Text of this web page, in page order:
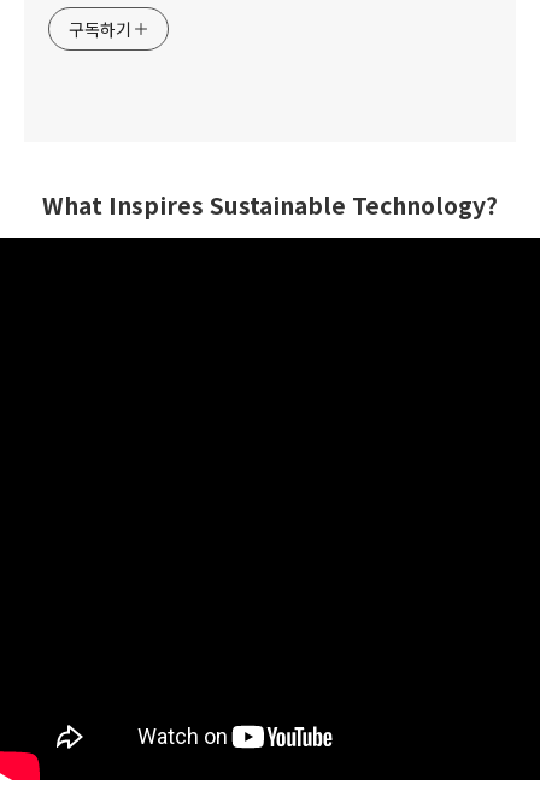
구독하기
What Inspires Sustainable Technology?